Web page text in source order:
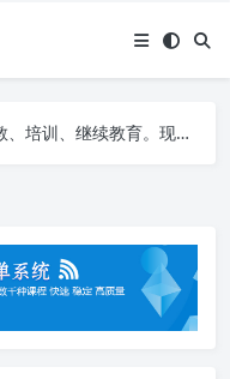
生成论文
。现已接入代刷代考项目3000+
。现已接入代刷代考项目3000+